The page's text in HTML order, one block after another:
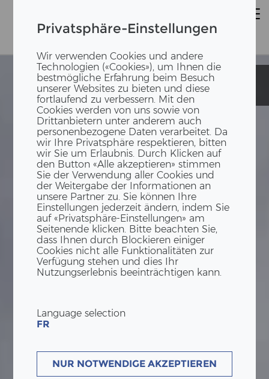
Privatsphäre-Einstellungen
Wir verwenden Cookies und andere
Technologien («Cookies»), um Ihnen die
bestmögliche Erfahrung beim Besuch
unserer Websites zu bieten und diese
fortlaufend zu verbessern. Mit den
Cookies werden von uns sowie von
Drittanbietern unter anderem auch
personenbezogene Daten verarbeitet. Da
wir Ihre Privatsphäre respektieren, bitten
wir Sie um Erlaubnis. Durch Klicken auf
den Button «Alle akzeptieren» stimmen
Sie der Verwendung aller Cookies und
der Weitergabe der Informationen an
unsere Partner zu. Sie können Ihre
Einstellungen jederzeit ändern, indem Sie
auf «Privatsphäre-Einstellungen» am
Seitenende klicken. Bitte beachten Sie,
dass Ihnen durch Blockieren einiger
Cookies nicht alle Funktionalitäten zur
Verfügung stehen und dies Ihr
Nutzungserlebnis beeinträchtigen kann.
Language selection
FR
NUR NOTWENDIGE AKZEPTIEREN
Schulpavillon
Trembley
Schulpavillon
Trembley